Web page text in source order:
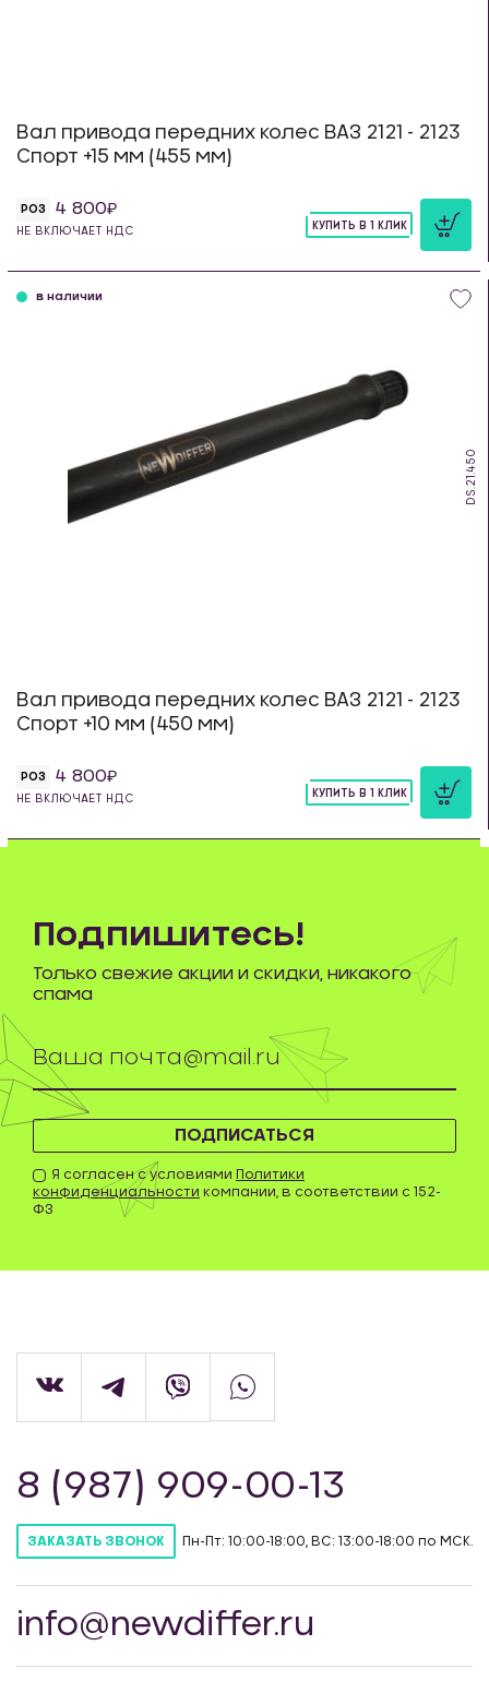
Вал привода передних колес ВАЗ 2121 - 2123
Спорт +15 мм (455 мм)
РОЗ 4 800
НЕ ВКЛЮЧАЕТ НДС
КУПИТЬ В 1 КЛИК
DS.21.450
в наличии
Вал привода передних колес ВАЗ 2121 - 2123
Спорт +10 мм (450 мм)
РОЗ 4 800
НЕ ВКЛЮЧАЕТ НДС
КУПИТЬ В 1 КЛИК
ПОДПИСАТЬСЯ
Я согласен с условиями Политики
конфиденциальности компании, в соответствии с 152-
ФЗ
Подпишитесь!
Только свежие акции и скидки, никакого
спама
8 (987) 909-00-13
ЗАКАЗАТЬ ЗВОНОК Пн-Пт: 10:00-18:00, ВС: 13:00-18:00 по МСК.
info@newdiffer.ru